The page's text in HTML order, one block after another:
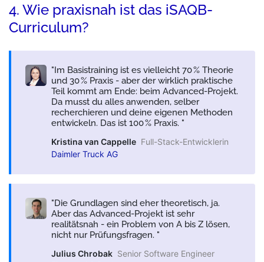
4. Wie praxisnah ist das iSAQB-
Curriculum?
Im Basistraining ist es vielleicht 70 % Theorie
und 30 % Praxis - aber der wirklich praktische
Teil kommt am Ende: beim Advanced-Projekt.
Da musst du alles anwenden, selber
recherchieren und deine eigenen Methoden
entwickeln. Das ist 100 % Praxis.
Kristina van Cappelle Full-Stack-Entwicklerin
Daimler Truck AG
Die Grundlagen sind eher theoretisch, ja.
Aber das Advanced-Projekt ist sehr
realitätsnah - ein Problem von A bis Z lösen,
nicht nur Prüfungsfragen.
Julius Chrobak Senior Software Engineer